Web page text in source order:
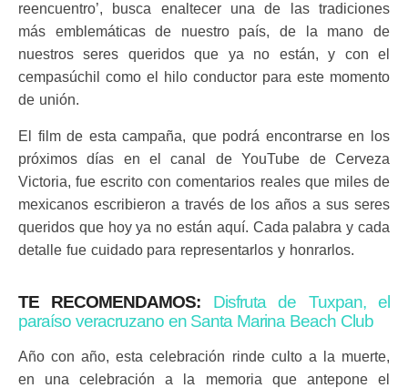
reencuentro’, busca enaltecer una de las tradiciones
más emblemáticas de nuestro país, de la mano de
nuestros seres queridos que ya no están, y con el
cempasúchil como el hilo conductor para este momento
de unión.
El film de esta campaña, que podrá encontrarse en los
próximos días en el canal de YouTube de Cerveza
Victoria, fue escrito con comentarios reales que miles de
mexicanos escribieron a través de los años a sus seres
queridos que hoy ya no están aquí. Cada palabra y cada
detalle fue cuidado para representarlos y honrarlos.
TE RECOMENDAMOS: Disfruta de Tuxpan, el
paraíso veracruzano en Santa Marina Beach Club
Año con año, esta celebración rinde culto a la muerte,
en una celebración a la memoria que antepone el